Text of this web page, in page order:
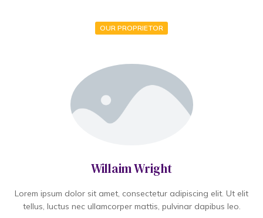
OUR PROPRIETOR
Willaim Wright
Lorem ipsum dolor sit amet, consectetur adipiscing elit. Ut elit
tellus, luctus nec ullamcorper mattis, pulvinar dapibus leo.